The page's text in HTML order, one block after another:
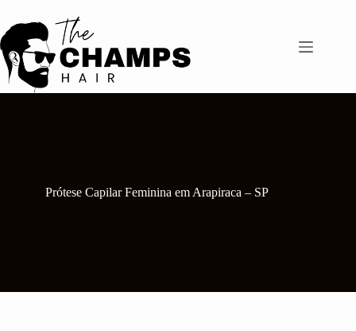
para
o
conteúdo
Prótese Capilar Feminina em Arapiraca – SP